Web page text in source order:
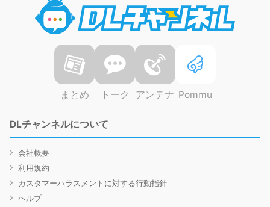
まとめ トーク アンテナ Pommu
DLチャンネルについて
会社概要
利用規約
カスタマーハラスメントに対する行動指針
ヘルプ